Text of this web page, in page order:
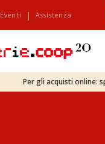
Eventi | Assistenza
Per gli acquisti online: